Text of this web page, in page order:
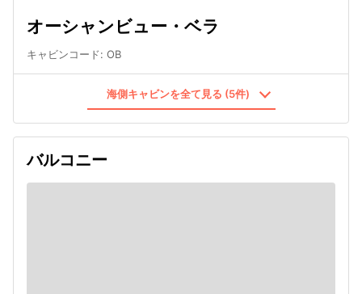
オーシャンビュー・ベラ
キャビンコード: OB
海側キャビンを全て見る (5件)
バルコニー